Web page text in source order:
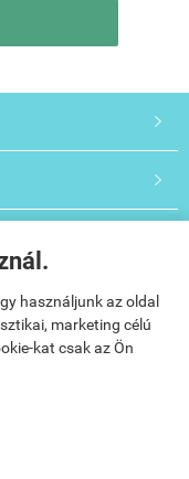
használjunk az oldal
marketing célú
kat csak az Ön


